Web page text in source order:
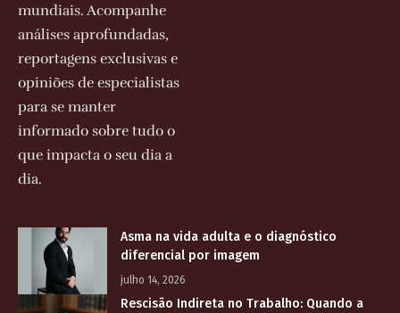
mundiais. Acompanhe
análises aprofundadas,
reportagens exclusivas e
opiniões de especialistas
para se manter
informado sobre tudo o
que impacta o seu dia a
dia.
Asma na vida adulta e o diagnóstico
diferencial por imagem
julho 14, 2026
Rescisão Indireta no Trabalho: Quando a